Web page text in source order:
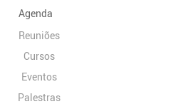
Agenda
Reuniões
Cursos
Eventos
Palestras